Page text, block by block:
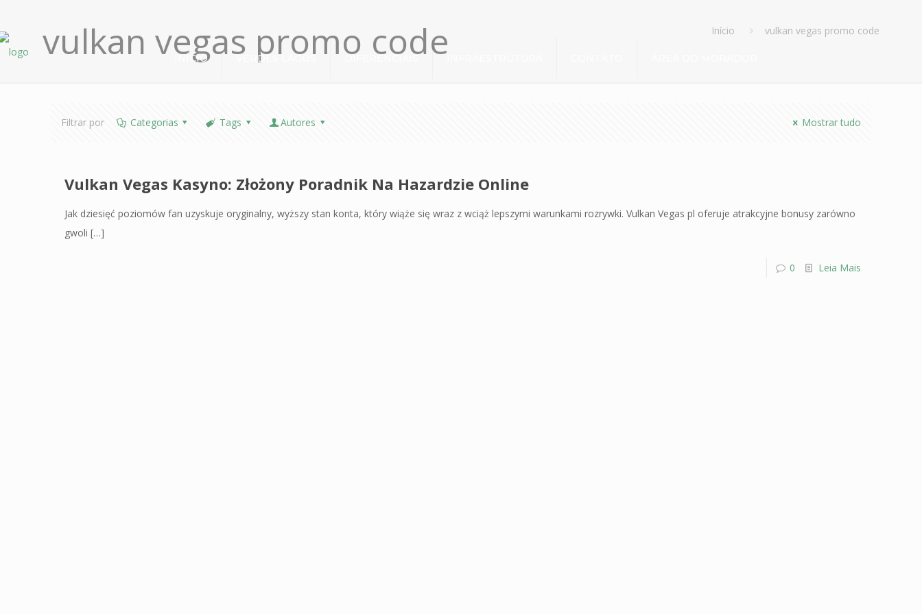
INÍCIO VERDES LAGOS DIFERENCIAIS
vulkan vegas promo code Início vulkan vegas promo code
Filtrar por Categorias Tags Autores Mostrar tudo
Vulkan Vegas Kasyno: Złożony Poradnik Na Hazardzie Online
Jak dziesięć poziomów fan uzyskuje oryginalny, wyższy stan konta, który wiąże się wraz z wciąż lepszymi warunkami rozrywki. Vulkan Vegas pl oferuje atrakcyjne bonusy zarówno
gwoli […]
0 Leia Mais